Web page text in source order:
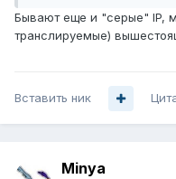
Бывают еще и "серые" IP,
транслируемые)
Вставить ник
Minya